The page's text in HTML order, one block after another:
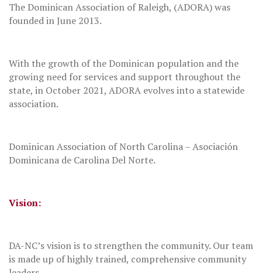
The Dominican Association of Raleigh, (ADORA) was
founded in June 2013.
With the growth of the Dominican population and the
growing need for services and support throughout the
state, in October 2021, ADORA evolves into a statewide
association.
Dominican Association of North Carolina – Asociación
Dominicana de Carolina Del Norte.
Vision:
DA-NC’s vision is to strengthen the community. Our team
is made up of highly trained, comprehensive community